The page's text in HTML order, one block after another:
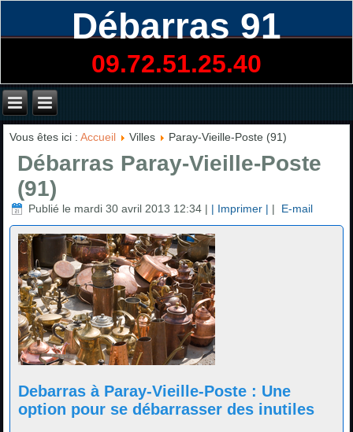
Débarras 91
09.72.51.25.40
Vous êtes ici :Accueil Villes Paray-Vieille-Poste (91)
Débarras Paray-Vieille-Poste
(91)
Publié le mardi 30 avril 2013 12:34 | | Imprimer | | E-mail
Debarras à Paray-Vieille-Poste : Une
option pour se débarrasser des inutiles